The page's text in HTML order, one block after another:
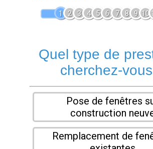
1 2 3 4 5 6 7 8 9 10
Quel type de
cherchez-
Pose de fenêtres
construction
Remplacement de